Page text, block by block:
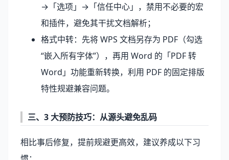
→「选项」→「信任中心」，禁用不必要的宏
和插件，避免其干扰文档解析；
格式中转：先将 WPS 文档另存为 PDF（勾选
“嵌入所有字体”），再用 Word 的「PDF 转
Word」功能重新转换，利用 PDF 的固定排版
特性规避兼容问题。
三、3 大预防技巧：从源头避免乱码
相比事后修复，提前规避更高效，建议养成以下习